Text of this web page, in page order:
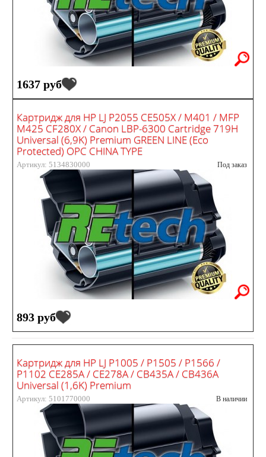
1637 руб
Картридж для HP LJ P2055 CE505X / M401 / MFP
M425 CF280X / Canon LBP-6300 Cartridge 719H
Universal (6,9K) Premium GREEN LINE (Eco
Protected) OPC CHINA TYPE
Артикул: 5134830000 Под заказ
893 руб
Картридж для HP LJ P1005 / P1505 / P1566 /
P1102 CE285A / CE278A / CB435A / CB436A
Universal (1,6K) Premium
Артикул: 5101770000 В наличии